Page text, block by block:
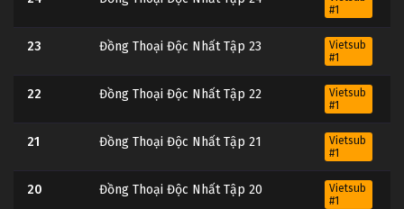
#1
23 Đồng Thoại Độc Nhất Tập 23
Vietsub
#1
22 Đồng Thoại Độc Nhất Tập 22
Vietsub
#1
21 Đồng Thoại Độc Nhất Tập 21
Vietsub
#1
20 Đồng Thoại Độc Nhất Tập 20
Vietsub
#1